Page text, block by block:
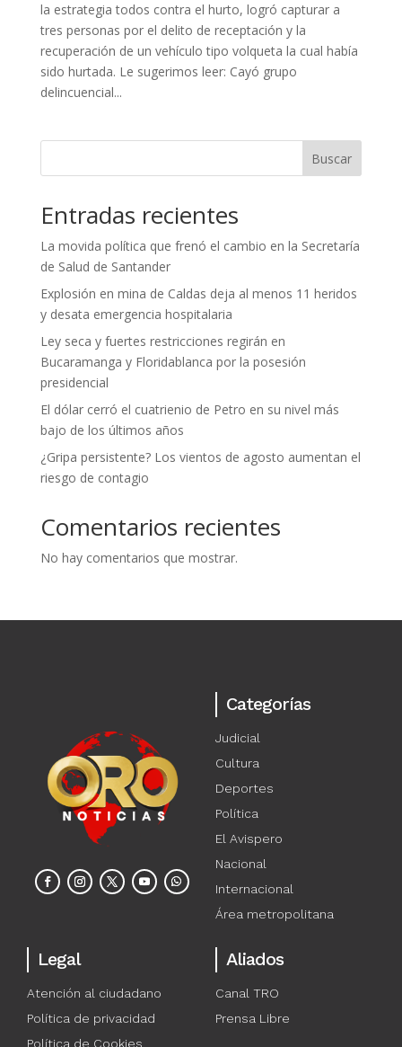
la estrategia todos contra el hurto, logró capturar a
tres personas por el delito de receptación y la
recuperación de un vehículo tipo volqueta la cual había
sido hurtada. Le sugerimos leer: Cayó grupo
delincuencial...
Buscar
Entradas recientes
La movida política que frenó el cambio en la Secretaría
de Salud de Santander
Explosión en mina de Caldas deja al menos 11 heridos
y desata emergencia hospitalaria
Ley seca y fuertes restricciones regirán en
Bucaramanga y Floridablanca por la posesión
presidencial
El dólar cerró el cuatrienio de Petro en su nivel más
bajo de los últimos años
¿Gripa persistente? Los vientos de agosto aumentan el
riesgo de contagio
Comentarios recientes
No hay comentarios que mostrar.
Categorías
Judicial
Cultura
Deportes
Política
El Avispero
Nacional
Internacional
Área metropolitana
Legal
Atención al ciudadano
Política de privacidad
Política de Cookies
Aliados
Canal TRO
Prensa Libre